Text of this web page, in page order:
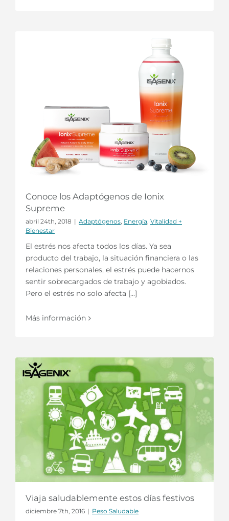
Conoce los Adaptógenos de Ionix
Supreme
abril 24th, 2018 | Adaptógenos, Energía, Vitalidad +
Bienestar
El estrés nos afecta todos los días. Ya sea
producto del trabajo, la situación financiera o las
relaciones personales, el estrés puede hacernos
sentir sobrecargados de trabajo y agobiados.
Pero el estrés no solo afecta [...]
Más información
Viaja saludablemente estos días festivos
diciembre 7th, 2016 | Peso Saludable